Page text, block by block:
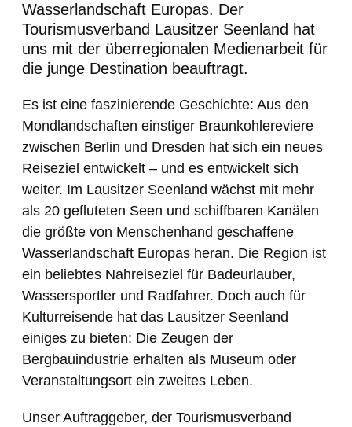
Wasserlandschaft Europas. Der
Tourismusverband Lausitzer Seenland hat
uns mit der überregionalen Medienarbeit für
die junge Destination beauftragt.
Es ist eine faszinierende Geschichte: Aus den
Mondlandschaften einstiger Braunkohlereviere
zwischen Berlin und Dresden hat sich ein neues
Reiseziel entwickelt – und es entwickelt sich
weiter. Im Lausitzer Seenland wächst mit mehr
als 20 gefluteten Seen und schiffbaren Kanälen
die größte von Menschenhand geschaffene
Wasserlandschaft Europas heran. Die Region ist
ein beliebtes Nahreiseziel für Badeurlauber,
Wassersportler und Radfahrer. Doch auch für
Kulturreisende hat das Lausitzer Seenland
einiges zu bieten: Die Zeugen der
Bergbauindustrie erhalten als Museum oder
Veranstaltungsort ein zweites Leben.
Unser Auftraggeber, der Tourismusverband